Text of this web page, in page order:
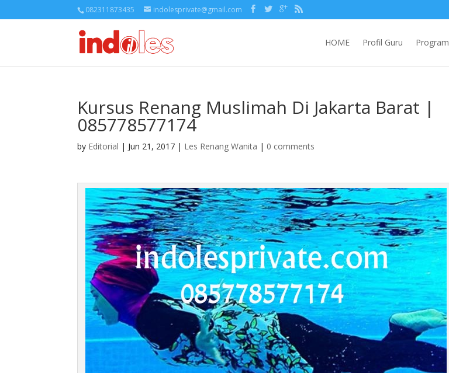
082311873435 indolesprivate@gmail.com
HOME Profil Guru Program
Kursus Renang Muslimah Di Jakarta Barat |
085778577174
by Editorial | Jun 21, 2017 | Les Renang Wanita | 0 comments